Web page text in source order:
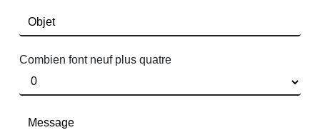
Combien font neuf plus quatre